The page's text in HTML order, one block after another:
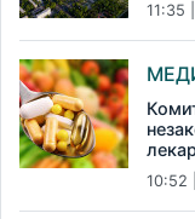
11:35
10:52